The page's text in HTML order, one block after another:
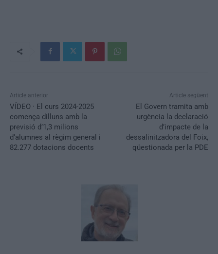
Article anterior
VÍDEO · El curs 2024-2025
comença dilluns amb la
previsió d’1,3 milions
d’alumnes al règim general i
82.277 dotacions docents
Article següent
El Govern tramita amb
urgència la declaració
d’impacte de la
dessalinitzadora del Foix,
qüestionada per la PDE